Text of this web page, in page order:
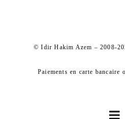
© Idir Hakim Azem – 2008-
Paiements en carte bancaire